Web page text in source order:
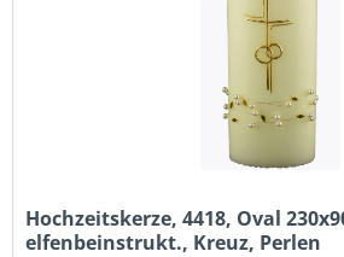
Hochzeitskerze, 4418, Oval
elfenbeinstrukt., Kreuz, Perlen